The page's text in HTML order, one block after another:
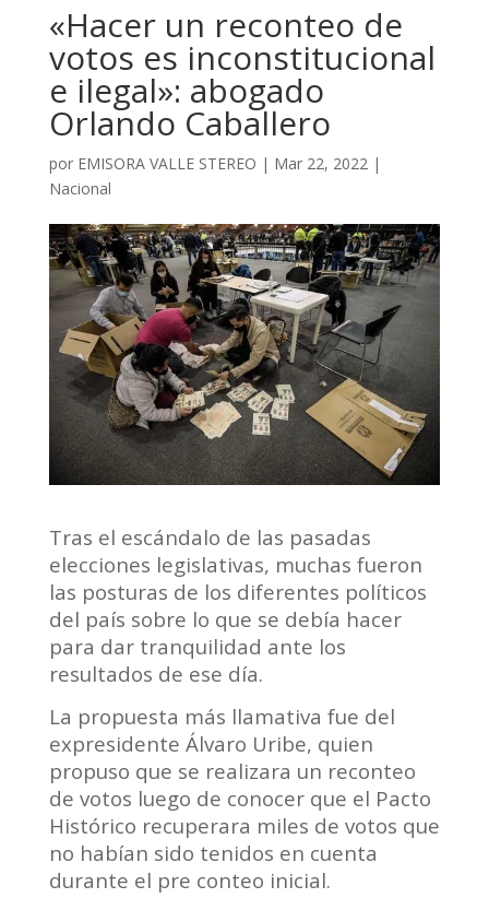
«Hacer un reconteo de
votos es inconstitucional
e ilegal»: abogado
Orlando Caballero
por EMISORA VALLE STEREO | Mar 22, 2022 |
Nacional
Tras el escándalo de las pasadas
elecciones legislativas, muchas fueron
las posturas de los diferentes políticos
del país sobre lo que se debía hacer
para dar tranquilidad ante los
resultados de ese día.
La propuesta más llamativa fue del
expresidente Álvaro Uribe, quien
propuso que se realizara un reconteo
de votos luego de conocer que el Pacto
Histórico recuperara miles de votos que
no habían sido tenidos en cuenta
durante el pre conteo inicial.